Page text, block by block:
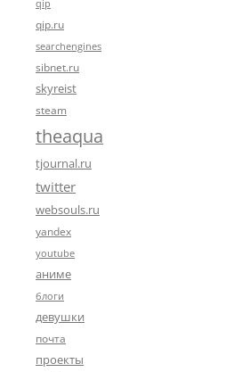
qip
qip.ru
searchengines
sibnet.ru
skyreist
steam
theaqua
tjournal.ru
twitter
websouls.ru
yandex
youtube
аниме
блоги
девушки
почта
проекты